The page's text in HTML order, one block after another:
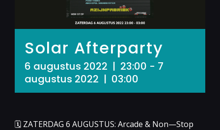
Solar Afterparty
6 augustus 2022 | 23:00 - 7
augustus 2022 | 03:00
🗓 ZATERDAG 6 AUGUSTUS: Arcade & Non—Stop